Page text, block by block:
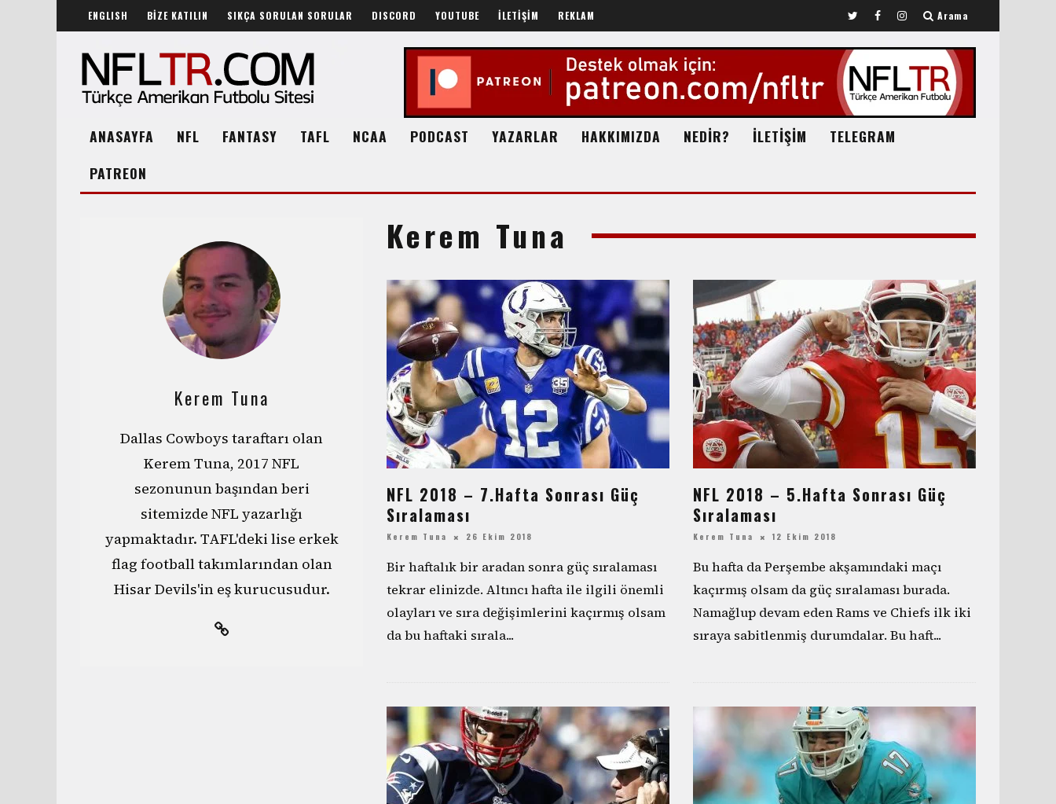
ENGLISH BİZE KATILIN SIKÇA SORULAN SORULAR DISCORD YOUTUBE İLETİŞİM REKLAM Arama
ANASAYFA NFL FANTASY TAFL NCAA PODCAST YAZARLAR HAKKIMIZDA NEDİR? İLETİŞİM
TELEGRAM
PATREON
Kerem Tuna
NFL 2018 – 7.Hafta Sonrası Güç
Sıralaması
Kerem Tuna 26 Ekim 2018
Bir haftalık bir aradan sonra güç sıralaması
tekrar elinizde. Altıncı hafta ile ilgili önemli
olayları ve sıra değişimlerini kaçırmış olsam
da bu haftaki sırala...
NFL 2018 – 5.Hafta Sonrası Güç
Sıralaması
Kerem Tuna 12 Ekim 2018
Bu hafta da Perşembe akşamındaki maçı
kaçırmış olsam da güç sıralaması burada.
Namağlup devam eden Rams ve Chiefs ilk iki
sıraya sabitlenmiş durumdalar. Bu haft...
Kerem Tuna
Dallas Cowboys taraftarı olan
Kerem Tuna, 2017 NFL
sezonunun başından beri
sitemizde NFL yazarlığı
yapmaktadır. TAFL'deki lise erkek
flag football takımlarından olan
Hisar Devils'in eş kurucusudur.